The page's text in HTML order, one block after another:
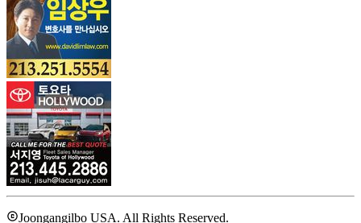
Joongangilbo USA. All Rights Reserved.